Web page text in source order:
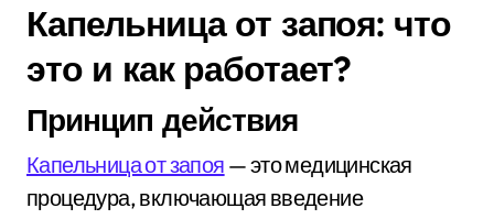
Капельница от запоя: что
это и как работает?
Принцип действия
Капельница от запоя — это медицинская
процедура, включающая введение